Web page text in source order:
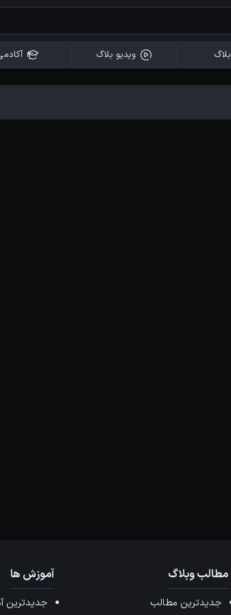
بلاگ ویدیو بلاگ
مطالب وبلاگ
جدیدترین مطالب
آموزش ها
جدیدترین